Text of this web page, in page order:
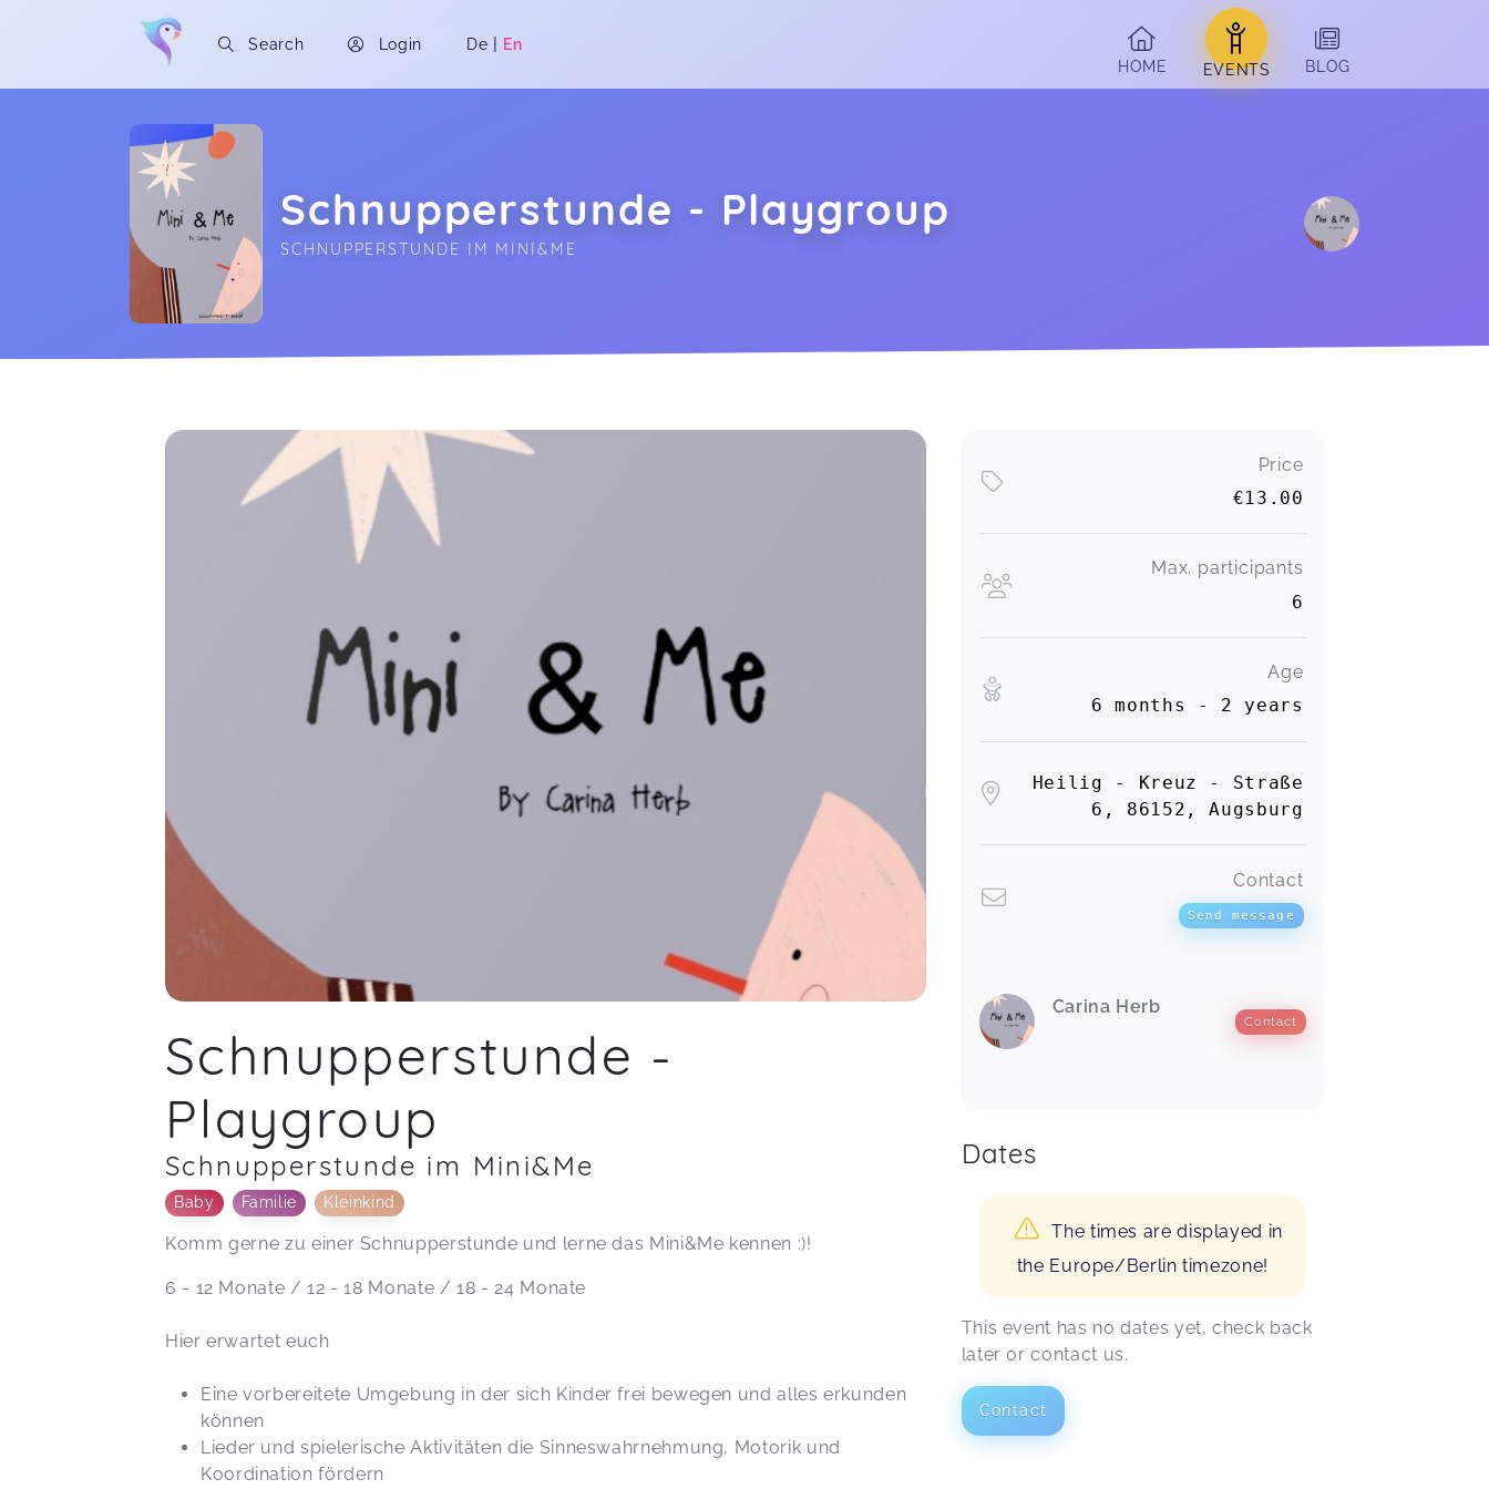
Search Login De | En
HOME
EVENTS BLOG
Schnupperstunde - Playgroup
SCHNUPPERSTUNDE IM MINI&ME
Schnupperstunde -
Playgroup
Schnupperstunde im Mini&Me
Baby Familie Kleinkind
Komm gerne zu einer Schnupperstunde und lerne das Mini&Me kennen :)!
6 - 12 Monate / 12 - 18 Monate / 18 - 24 Monate
Hier erwartet euch
Eine vorbereitete Umgebung in der sich Kinder frei bewegen und alles erkunden
können
Lieder und spielerische Aktivitäten die Sinneswahrnehmung, Motorik und
Koordination fördern
Price
€13.00
Max. participants
6
Age
6 months - 2 years
Heilig - Kreuz - Straße
6, 86152, Augsburg
Contact
Send message
Carina Herb
Contact
Dates
The times are displayed in
the Europe/Berlin timezone!
This event has no dates yet, check back
later or contact us.
Contact